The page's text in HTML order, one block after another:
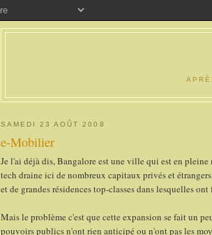
SAMEDI 23 AOÛT 2008
e-Mobilier
Je l'ai déjà dis, Bangalore est une ville qui est en
tech draine ici de nombreux capitaux privés et
et de grandes résidences top-classes dans lesquelles
Mais le problème c'est que cette expansion se fait un
pouvoirs publics n'ont rien anticipé ou n'ont pas les